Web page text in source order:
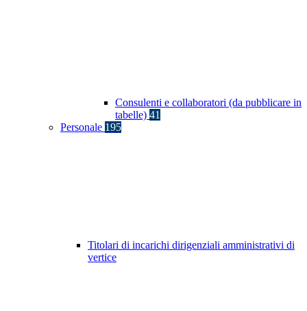
Consulenti e collaboratori (da pubblicare in
tabelle) 41
Personale 195
Titolari di incarichi dirigenziali amministrativi di
vertice